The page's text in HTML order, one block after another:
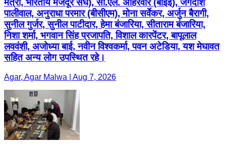
मंत्री, भारतीय मजदूर संघ), सी.एल. अहिरवार (बीईई), जगदीश
पालीवाल, अनुराधा परमार (बीसीएम), मोना सर्वेकर, अर्जुन बैरागी,
सुनील गुर्जर, सुनील पाटीदार, हेमा बंजारिया, सीताराम बंजारिया,
निशा शर्मा, भगवान सिंह प्रजापति, विशाल कारपेंटर, बापूलाल
लववंशी, अजोध्या बाई, नवीन विश्वकर्मा, पवन अटेडिया, यश मेघावत
सहित अन्य लोग उपस्थित रहे।
Agar, Agar Malwa | Aug 7, 2026